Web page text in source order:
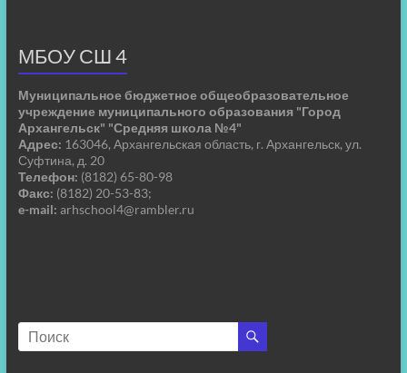
МБОУ СШ 4
Муниципальное бюджетное общеобразовательное
учреждение муниципального образования "Город
Архангельск" "Средняя школа №4"
Адрес: 163046, Архангельская область, г. Архангельск, ул.
Суфтина, д. 20
Телефон: (8182) 65-80-98
Факс: (8182) 20-53-83;
e-mail: arhschool4@rambler.ru